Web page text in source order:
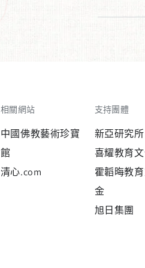
相關網站
中國佛教藝術珍寶
館
清心.com
支持團體
新亞研究所
喜耀教育
霍韜晦教
金
旭日集團